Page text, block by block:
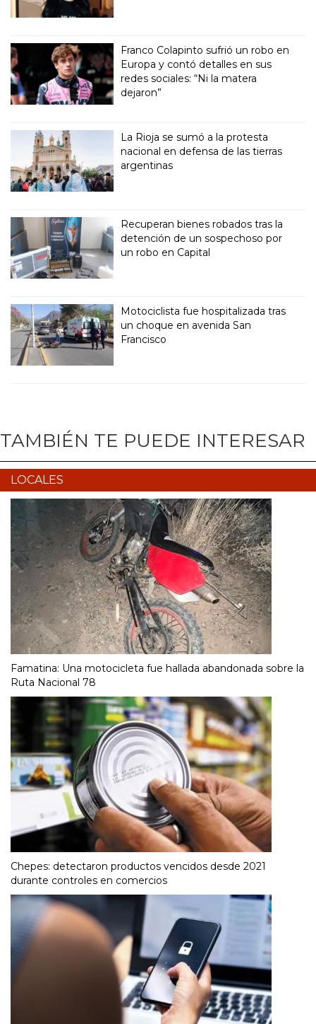
Franco Colapinto sufrió un robo en
Europa y contó detalles en sus
redes sociales: “Ni la matera
dejaron”
La Rioja se sumó a la protesta
nacional en defensa de las tierras
argentinas
Recuperan bienes robados tras la
detención de un sospechoso por
un robo en Capital
Motociclista fue hospitalizada tras
un choque en avenida San
Francisco
TAMBIÉN TE PUEDE INTERESAR
LOCALES
Famatina: Una motocicleta fue hallada abandonada sobre la
Ruta Nacional 78
Chepes: detectaron productos vencidos desde 2021
durante controles en comercios